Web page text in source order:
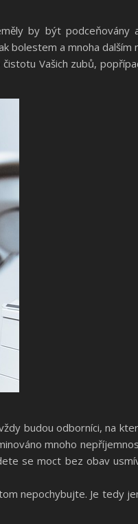
by být podceňovány
bolestem a mnoha dalším
Vašich zubů,
budou odborníci, na
mnoho
se moct bez obav
nepochybujte. Je tedy